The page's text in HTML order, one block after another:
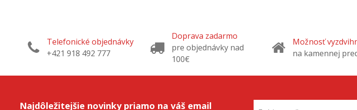
Telefonické objednávky
+421 918 492 777
Doprava zadarmo
pre objednávky nad
100€
Možnosť
na kamennej
Najdôležitejšie novinky priamo na váš email